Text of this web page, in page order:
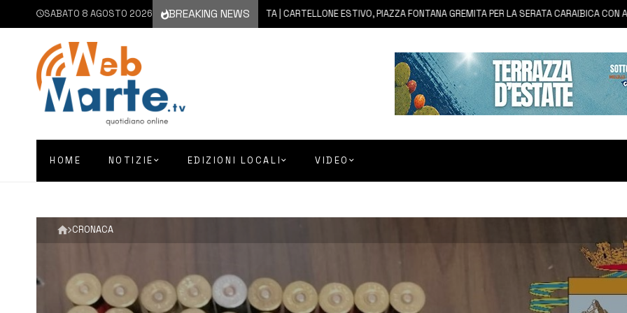
SABATO 8 AGOSTO 2026 BREAKING NEWS
8 AGOSTO 2026 AUGUSTA | CARTELLONE ESTIVO, PIAZZA FONTANA GREMITA PER LA SERATA CARAIBICA CON ANDREA
HOME NOTIZIE EDIZIONI LOCALI VIDEO
CRONACA